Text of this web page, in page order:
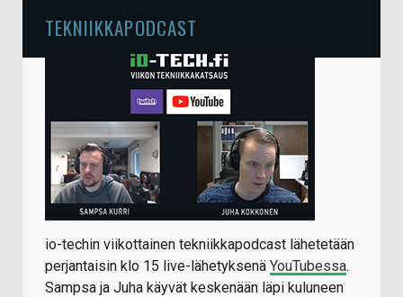
TEKNIIKKAPODCAST
io-techin viikottainen tekniikkapodcast lähetetään
perjantaisin klo 15 live-lähetyksenä YouTubessa.
Sampsa ja Juha käyvät keskenään läpi kuluneen